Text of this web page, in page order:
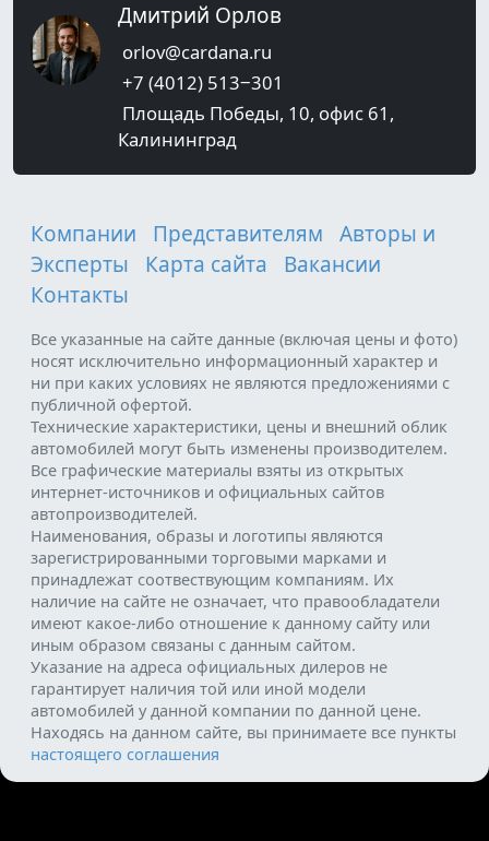
Дмитрий Орлов
orlov@cardana.ru
+7 (4012) 513‒301
Площадь Победы, 10, офис 61,
Калининград
Компании Представителям
Авторы и
Эксперты
Карта сайта
Вакансии
Контакты
Все указанные на сайте данные (включая цены и фото)
носят исключительно информационный характер и
ни при каких условиях не являются предложениями с
публичной офертой.
Технические характеристики, цены и внешний облик
автомобилей могут быть изменены производителем.
Все графические материалы взяты из открытых
интернет-источников и официальных сайтов
автопроизводителей.
Наименования, образы и логотипы являются
зарегистрированными торговыми марками и
принадлежат соотвествующим компаниям. Их
наличие на сайте не означает, что правообладатели
имеют какое-либо отношение к данному сайту или
иным образом связаны с данным сайтом.
Указание на адреса официальных дилеров не
гарантирует наличия той или иной модели
автомобилей у данной компании по данной цене.
Находясь на данном сайте, вы принимаете все пункты
настоящего соглашения